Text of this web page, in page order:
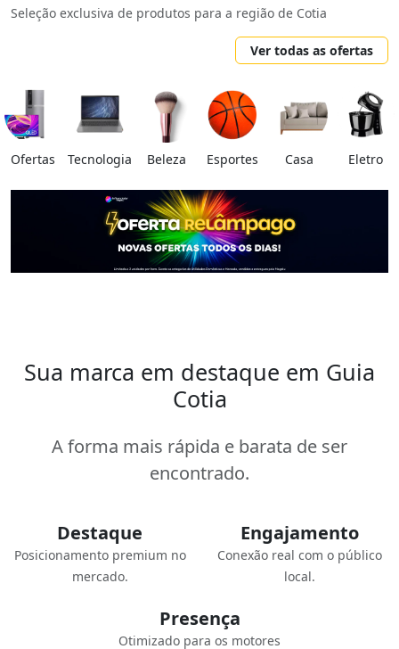
Seleção exclusiva de produtos para a região de Cotia
Ver todas as ofertas
Ofertas Tecnologia Beleza Esportes Casa Eletro
Sua marca em destaque em Guia
Cotia
A forma mais rápida e barata de ser
encontrado.
Destaque
Posicionamento premium no
mercado.
Engajamento
Conexão real com o público
local.
Presença
Otimizado para os motores